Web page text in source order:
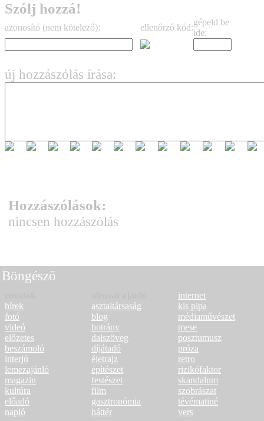
Szólj hozzá!
azonosító (nem kötelező): ellenőrző kód:
gépeld be
ide:
új hozzászólás írása:
Hozzászólások:
nincsen hozzászólás
Böngésző
hírek
fotó
videó
előzetes
beszámoló
interjú
lemezajánló
magazin
kultúra
előadó
napló
asztaltársaság
blog
botrány
dalszöveg
díjátadó
életrajz
építészet
festészet
film
gasztronómia
háttér
internet
kis pipa
médiaművészet
mese
posztumusz
próza
retro
rizikófaktor
skandalum
szobrászat
tévématiné
vers